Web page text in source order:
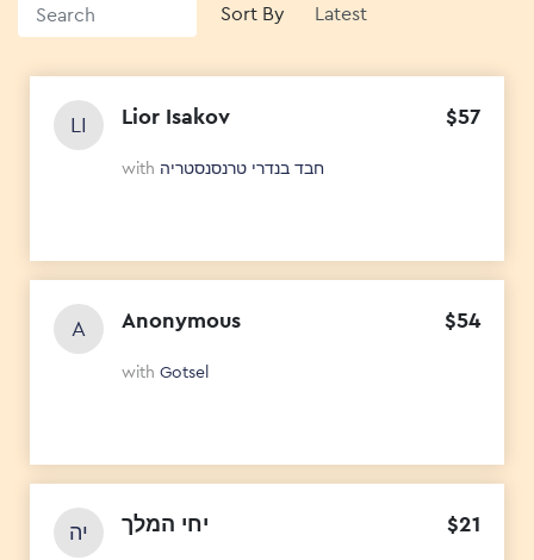
Sort By
LI Lior Isakov $57
with חבד בנדרי טרנסנסטריה
A Anonymous $54
with Gotsel
יה יחי המלך $21